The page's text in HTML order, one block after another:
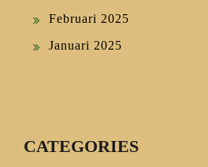
Februari 2025
Januari 2025
CATEGORIES